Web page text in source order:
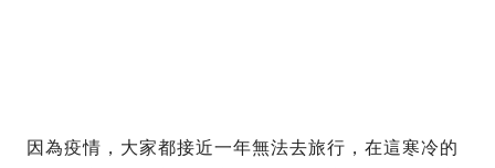
因為疫情，大家都接近一年無法去旅行，在這寒冷的